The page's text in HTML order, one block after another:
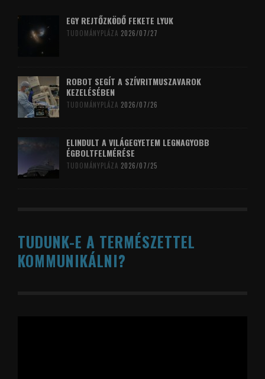
EGY REJTŐZKÖDŐ FEKETE LYUK
TUDOMÁNYPLÁZA 2026/07/27
ROBOT SEGÍT A SZÍVRITMUSZAVAROK
KEZELÉSÉBEN
TUDOMÁNYPLÁZA 2026/07/26
ELINDULT A VILÁGEGYETEM LEGNAGYOBB
ÉGBOLTFELMÉRÉSE
TUDOMÁNYPLÁZA 2026/07/25
TUDUNK-E A TERMÉSZETTEL
KOMMUNIKÁLNI?